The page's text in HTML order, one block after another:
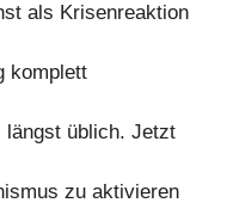
als Krisenreaktion
komplett
längst üblich. Jetzt
zu aktivieren